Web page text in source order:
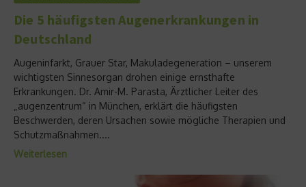
Die 5 häufigsten Augenerkrankungen in
Deutschland
Augeninfarkt, Grauer Star, Makuladegeneration – unserem
wichtigsten Sinnesorgan drohen einige ernsthafte
Erkrankungen. Dr. Amir-M. Parasta, Ärztlicher Leiter des
„augenzentrum“ in München, erklärt die häufigsten
Beschwerden, deren Ursachen sowie mögliche Therapien und
Schutzmaßnahmen....
Weiterlesen